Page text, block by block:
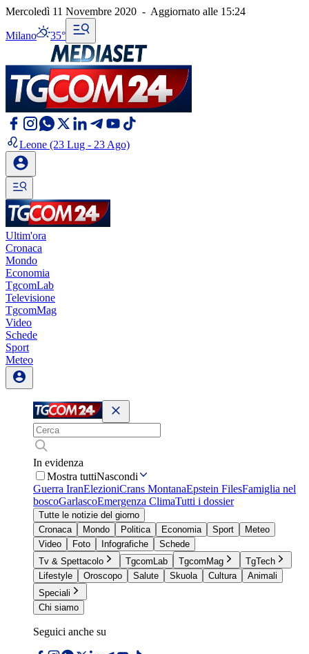
Mercoledì 11 Novembre 2020 - Aggiornato alle 15:24
Milano 35°
Leone (23 Lug - 23 Ago)
Ultim'ora
Cronaca
Mondo
Economia
TgcomLab
Televisione
TgcomMag
Video
Schede
Sport
Meteo
In evidenza
Mostra tuttiNascondi
Guerra IranElezioniCrans MontanaEpstein FilesFamiglia nel
boscoGarlascoEmergenza ClimaTutti i dossier
Tutte le notizie del giorno
Cronaca
Mondo Politica Economia Sport
Meteo
Video
Foto Infografiche
Schede
Tv & Spettacolo
TgcomLab TgcomMag
TgTech
Lifestyle
Oroscopo Salute Skuola Cultura
Animali
Speciali
Chi siamo
Seguici anche su